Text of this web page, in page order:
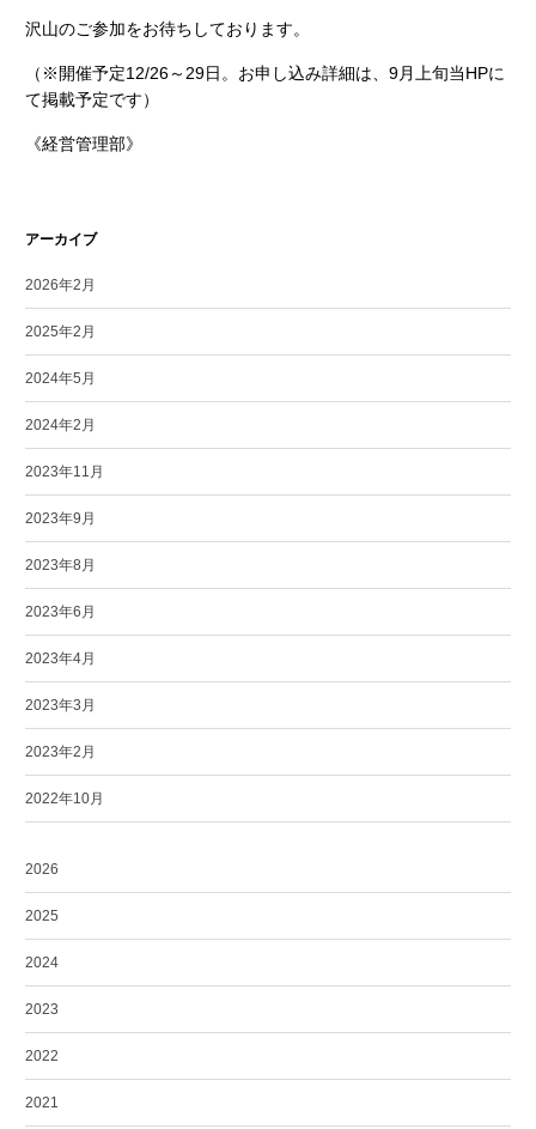
沢山のご参加をお待ちしております。
（※開催予定12/26～29日。お申し込み詳細は、9月上旬当HPに
て掲載予定です）
《経営管理部》
アーカイブ
2026年2月
2025年2月
2024年5月
2024年2月
2023年11月
2023年9月
2023年8月
2023年6月
2023年4月
2023年3月
2023年2月
2022年10月
2026
2025
2024
2023
2022
2021